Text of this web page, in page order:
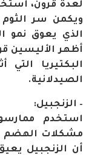
لعدة قرون،
ويكمن سر
الذي يعوق نمو
أظهر الأليسين
البكتيريا التي
الصيدلانية.
– الزنجبيل:
استخدم
مشكلات الهضم
أن الزنجبيل